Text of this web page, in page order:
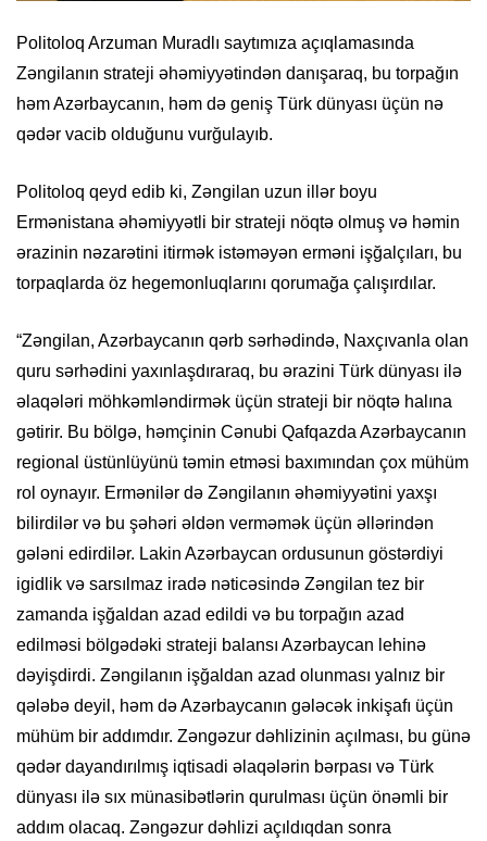
Politoloq Arzuman Muradlı saytımıza açıqlamasında
Zəngilanın strateji əhəmiyyətindən danışaraq, bu torpağın
həm Azərbaycanın, həm də geniş Türk dünyası üçün nə
qədər vacib olduğunu vurğulayıb.
Politoloq qeyd edib ki, Zəngilan uzun illər boyu
Ermənistana əhəmiyyətli bir strateji nöqtə olmuş və həmin
ərazinin nəzarətini itirmək istəməyən erməni işğalçıları, bu
torpaqlarda öz hegemonluqlarını qorumağa çalışırdılar.
“Zəngilan, Azərbaycanın qərb sərhədində, Naxçıvanla olan
quru sərhədini yaxınlaşdıraraq, bu ərazini Türk dünyası ilə
əlaqələri möhkəmləndirmək üçün strateji bir nöqtə halına
gətirir. Bu bölgə, həmçinin Cənubi Qafqazda Azərbaycanın
regional üstünlüyünü təmin etməsi baxımından çox mühüm
rol oynayır. Ermənilər də Zəngilanın əhəmiyyətini yaxşı
bilirdilər və bu şəhəri əldən verməmək üçün əllərindən
gələni edirdilər. Lakin Azərbaycan ordusunun göstərdiyi
igidlik və sarsılmaz iradə nəticəsində Zəngilan tez bir
zamanda işğaldan azad edildi və bu torpağın azad
edilməsi bölgədəki strateji balansı Azərbaycan lehinə
dəyişdirdi. Zəngilanın işğaldan azad olunması yalnız bir
qələbə deyil, həm də Azərbaycanın gələcək inkişafı üçün
mühüm bir addımdır. Zəngəzur dəhlizinin açılması, bu günə
qədər dayandırılmış iqtisadi əlaqələrin bərpası və Türk
dünyası ilə sıx münasibətlərin qurulması üçün önəmli bir
addım olacaq. Zəngəzur dəhlizi açıldıqdan sonra